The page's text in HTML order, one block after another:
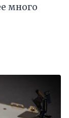
много